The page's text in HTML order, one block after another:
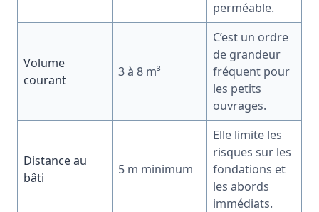
perméable.
Volume
courant
3 à 8 m³
C’est un ordre
de grandeur
fréquent pour
les petits
ouvrages.
Distance au
bâti
5 m minimum
Elle limite les
risques sur les
fondations et
les abords
immédiats.